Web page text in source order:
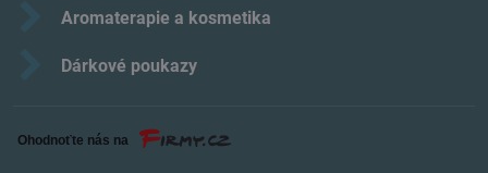
Aromaterapie a kosmetika
Dárkové poukazy